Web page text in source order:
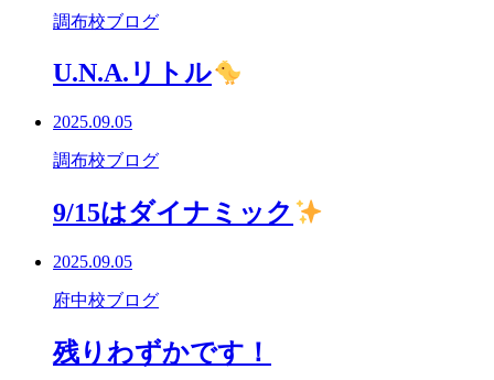
調布校ブログ
U.N.A.リトル
2025.09.05
調布校ブログ
9/15はダイナミック
2025.09.05
府中校ブログ
残りわずかです！